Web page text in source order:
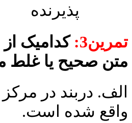
پذیرنده
تمرین3:
کدامیک از
متن صحیح یا غلط
الف. دربند در
واقع شده است.